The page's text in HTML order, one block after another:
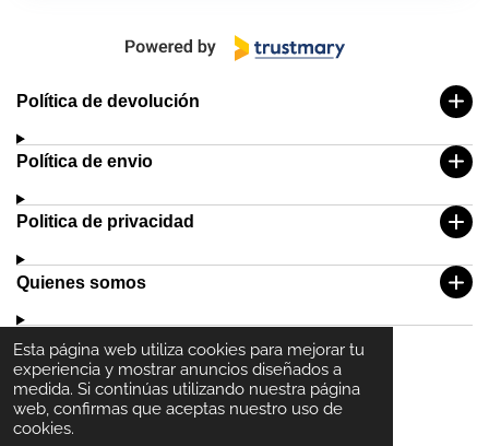
Esta página web utiliza cookies para mejorar tu
experiencia y mostrar anuncios diseñados a
medida. Si continúas utilizando nuestra página
web, confirmas que aceptas nuestro uso de
cookies.
Política de devolución
Política de envio
Politica de privacidad
Quienes somos